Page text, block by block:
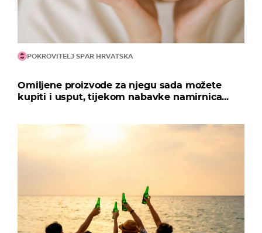
POKROVITELJ SPAR HRVATSKA
Omiljene proizvode za njegu sada možete
kupiti i usput, tijekom nabavke namirnica...